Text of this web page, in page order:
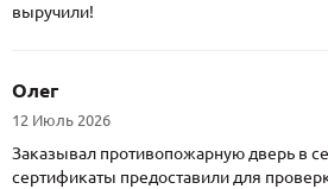
выручили!
Олег
12 Июль 2026
Заказывал противопожарную дверь в
сертификаты предоставили для